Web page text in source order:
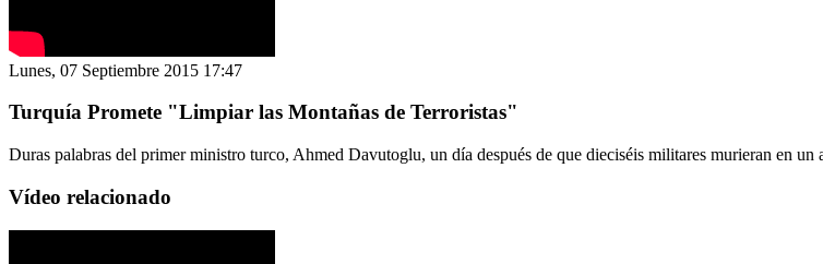
Lunes, 07 Septiembre 2015 17:47
Turquía Promete "Limpiar las Montañas de Terroristas"
Duras palabras del primer ministro turco, Ahmed Davutoglu, un día después de que dieciséis militares murieran en un
Vídeo relacionado